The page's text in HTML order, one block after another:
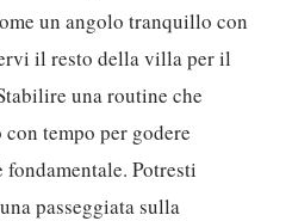
un angolo tranquillo con
il resto della villa per il
una routine che
tempo per godere
Potresti
passeggiata sulla